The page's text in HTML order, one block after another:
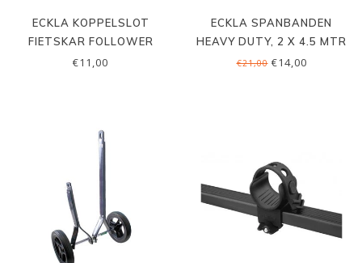
ECKLA KOPPELSLOT
FIETSKAR FOLLOWER
€11,00
ECKLA SPANBANDEN
HEAVY DUTY, 2 X 4.5 MTR
€21,00€14,00